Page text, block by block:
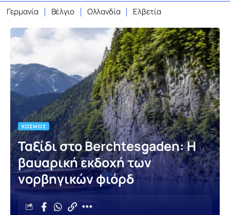
Γερμανία Βέλγιο Ολλανδία Ελβετία
ΚΌΣΜΟΣ
Ταξίδι στο Berchtesgaden: Η
βαυαρική εκδοχή των
νορβηγικών φιόρδ